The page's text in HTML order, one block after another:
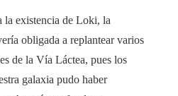
la existencia de Loki, la
obligada a replantear varios
de la Vía Láctea, pues los
galaxia pudo haber